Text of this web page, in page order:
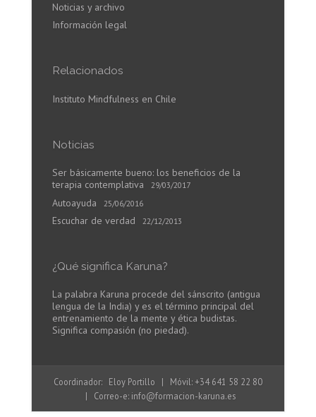
Noticias y archivo
Información legal
Relacionados
Instituto Mindfulness en Chile
Noticias
Ser básicamente bueno: los beneficios de la
terapia contemplativa
29/03/2017
Autoayuda 25/06/2016
Escuchar de verdad 22/12/2013
¿Qué significa Karuna?
La palabra Karuna procede del sánscrito (antigua
lengua de la India) y es el término principal del
entrenamiento de la mente y ética budistas.
Significa compasión (no piedad).
Coordinador: Eloy Portillo | Móvil: +34 641 58 22 80
| Correo-e: info@formacion-karuna.es